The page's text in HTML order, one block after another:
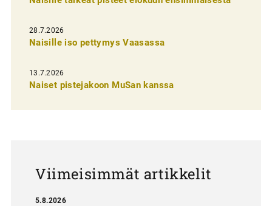
i
e
n
e
28.7.2026
Naisille iso pettymys Vaasassa
13.7.2026
Naiset pistejakoon MuSan kanssa
Viimeisimmät artikkelit
5.8.2026